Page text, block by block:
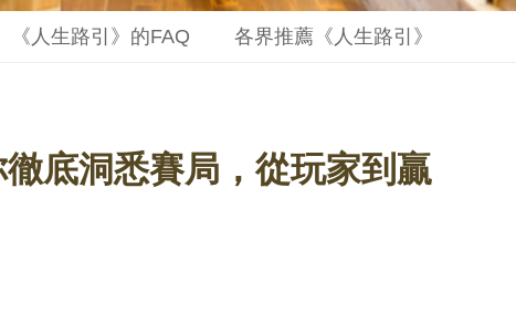
《人生路引》的FAQ 各界推薦《人生路引》
徹底洞悉賽局，從玩家到贏